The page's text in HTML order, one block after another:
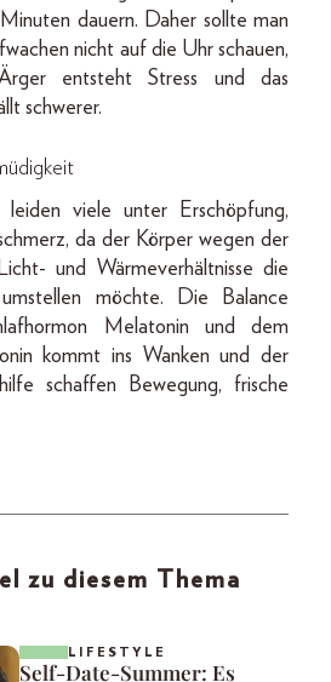
dauern. Daher sollte man
nicht auf die Uhr schauen,
entsteht Stress und das
schwerer.
viele unter Erschöpfung,
da der Körper wegen der
und Wärmeverhältnisse die
möchte. Die Balance
Melatonin und dem
kommt ins Wanken und der
schaffen Bewegung, frische
zu diesem Thema
LIFESTYLE
Self-Date-Summer: Es